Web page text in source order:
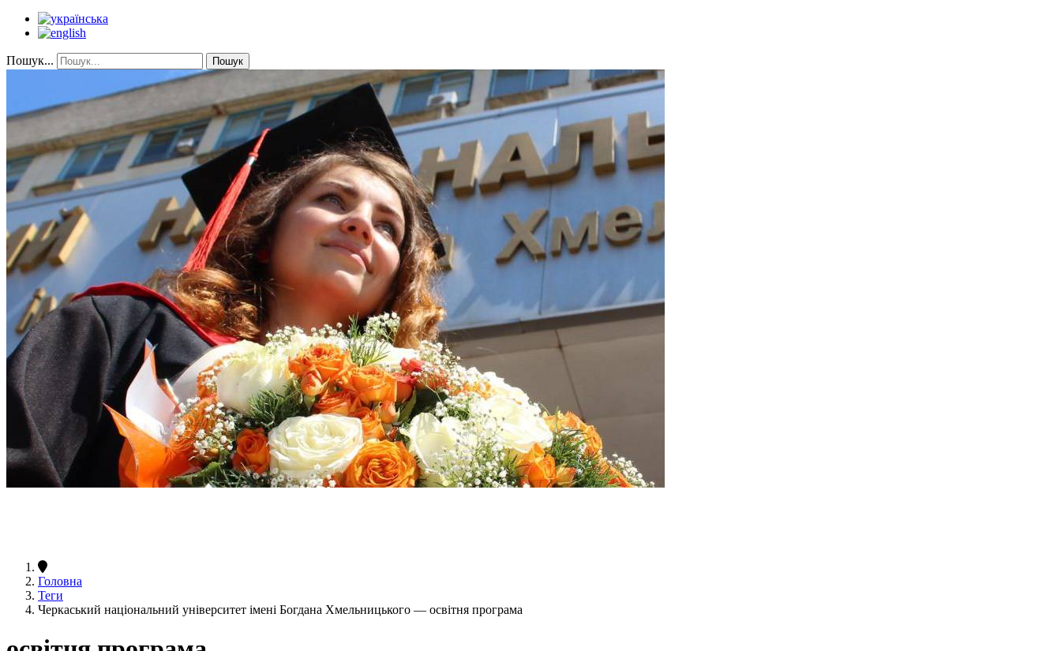
Пошук... Пошук
Головна
Теги
Черкаський національний університет імені Богдана Хмельницького — освітня програма